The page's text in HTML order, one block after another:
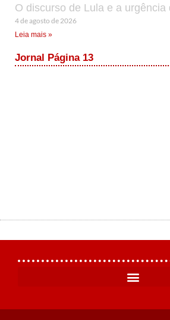
O discurso de Lula e a urgência
4 de agosto de 2026
Leia mais »
Jornal Página 13